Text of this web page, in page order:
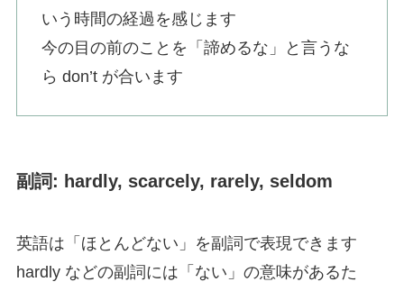
いう時間の経過を感じます
今の目の前のことを「諦めるな」と言うな
ら don’t が合います
副詞: hardly, scarcely, rarely, seldom
英語は「ほとんどない」を副詞で表現できます
hardly などの副詞には「ない」の意味があるた